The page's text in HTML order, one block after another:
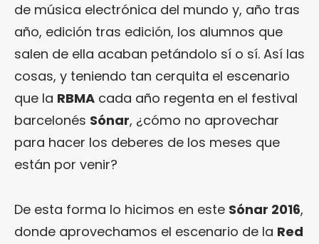
de música electrónica del mundo y, año tras
año, edición tras edición, los alumnos que
salen de ella acaban petándolo sí o sí. Así las
cosas, y teniendo tan cerquita el escenario
que la RBMA cada año regenta en el festival
barcelonés Sónar, ¿cómo no aprovechar
para hacer los deberes de los meses que
están por venir?
De esta forma lo hicimos en este Sónar 2016,
donde aprovechamos el escenario de la Red